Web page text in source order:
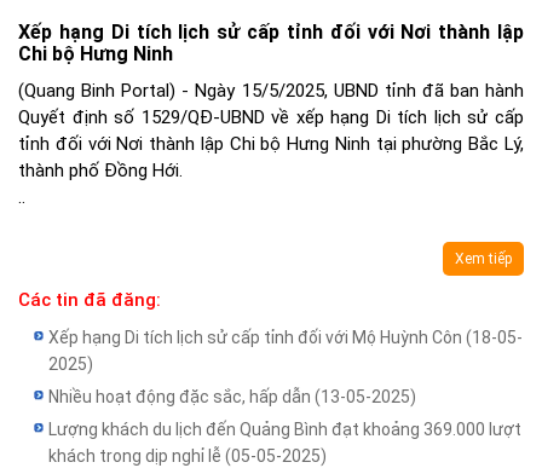
Xếp hạng Di tích lịch sử cấp tỉnh đối với Nơi thành lập
Chi bộ Hưng Ninh
(Quang Binh Portal) - Ngày 15/5/2025, UBND tỉnh đã ban hành
Quyết định số 1529/QĐ-UBND về xếp hạng Di tích lịch sử cấp
tỉnh đối với Nơi thành lập Chi bộ Hưng Ninh tại phường Bắc Lý,
thành phố Đồng Hới.
..
Xem tiếp
Các tin đã đăng:
Xếp hạng Di tích lịch sử cấp tỉnh đối với Mộ Huỳnh Côn (18-05-
2025)
Nhiều hoạt động đặc sắc, hấp dẫn (13-05-2025)
Lượng khách du lịch đến Quảng Bình đạt khoảng 369.000 lượt
khách trong dịp nghỉ lễ (05-05-2025)